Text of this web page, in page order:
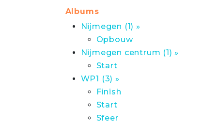
Albums
Nijmegen (1) »
Opbouw
Nijmegen centrum (1) »
Start
WP1 (3) »
Finish
Start
Sfeer